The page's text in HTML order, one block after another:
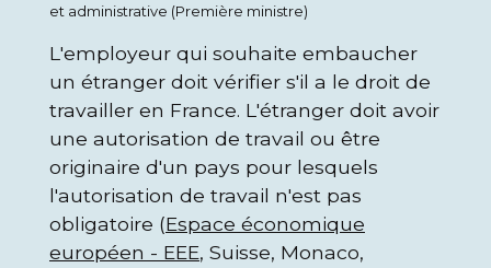
et administrative (Première ministre)
L'employeur qui souhaite embaucher
un étranger doit vérifier s'il a le droit de
travailler en France. L'étranger doit avoir
une autorisation de travail ou être
originaire d'un pays pour lesquels
l'autorisation de travail n'est pas
obligatoire (Espace économique
européen - EEE, Suisse, Monaco,